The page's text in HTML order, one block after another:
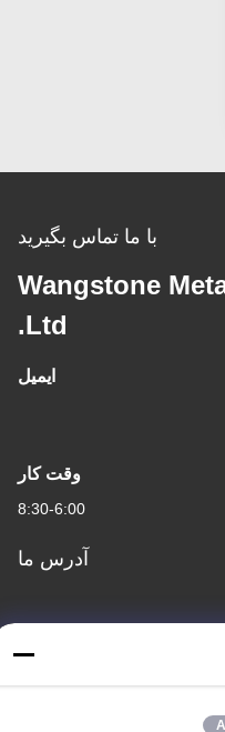
با ما تماس بگیرید
Wangstone
Ltd.
ایمیل
وقت کار
8:30-6:00
آدرس ما
ووفنگ، شهر چونگوو، کوانژو،